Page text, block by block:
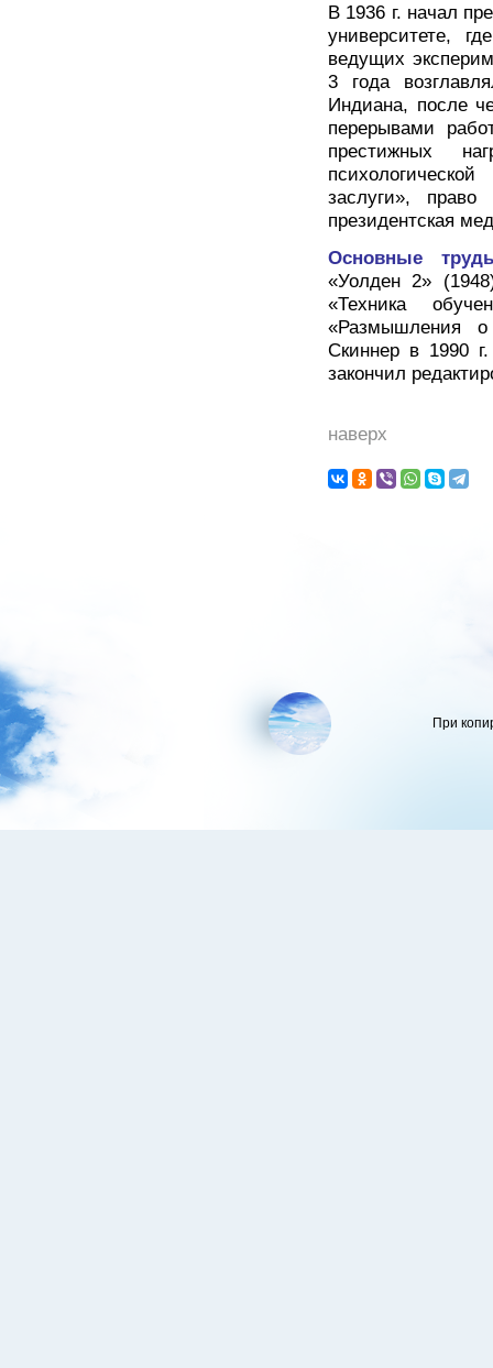
В 1936 г. начал
университете,
ведущих
3 года
Индиана, после
перерывами
престижных
заслуги»,
президентская
Основные
«Уолден 2»
«Техника
«Размышления
Скиннер в 1990
закончил
наверх
При